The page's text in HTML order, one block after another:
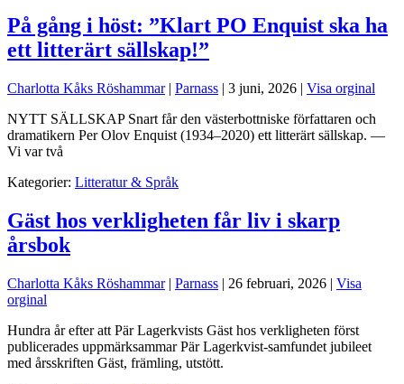
På gång i höst: ”Klart PO Enquist ska ha
ett litterärt sällskap!”
Charlotta Kåks Röshammar | Parnass | 3 juni, 2026 | Visa orginal
NYTT SÄLLSKAP Snart får den västerbottniske författaren och
dramatikern Per Olov Enquist (1934–2020) ett litterärt sällskap. —
Vi var två
Kategorier: Litteratur & Språk
Gäst hos verkligheten får liv i skarp
årsbok
Charlotta Kåks Röshammar | Parnass | 26 februari, 2026 | Visa
orginal
Hundra år efter att Pär Lagerkvists Gäst hos verkligheten först
publicerades uppmärksammar Pär Lagerkvist-samfundet jubileet
med årsskriften Gäst, främling, utstött.